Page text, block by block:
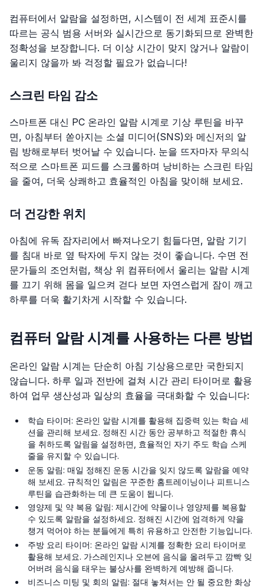
컴퓨터에서 알람을 설정하면, 시스템이 전 세계 표준시를
따르는 공식 범용 서버와 실시간으로 동기화되므로 완벽한
정확성을 보장합니다. 더 이상 시간이 맞지 않거나 알람이
울리지 않을까 봐 걱정할 필요가 없습니다!
스크린 타임 감소
스마트폰 대신 PC 온라인 알람 시계로 기상 루틴을 바꾸
면, 아침부터 쏟아지는 소셜 미디어(SNS)와 메신저의 알
림 방해로부터 벗어날 수 있습니다. 눈을 뜨자마자 무의식
적으로 스마트폰 피드를 스크롤하며 낭비하는 스크린 타임
을 줄여, 더욱 상쾌하고 효율적인 아침을 맞이해 보세요.
더 건강한 위치
아침에 유독 잠자리에서 빠져나오기 힘들다면, 알람 기기
를 침대 바로 옆 탁자에 두지 않는 것이 좋습니다. 수면 전
문가들의 조언처럼, 책상 위 컴퓨터에서 울리는 알람 시계
를 끄기 위해 몸을 일으켜 걷다 보면 자연스럽게 잠이 깨고
하루를 더욱 활기차게 시작할 수 있습니다.
컴퓨터 알람 시계를 사용하는 다른 방법
온라인 알람 시계는 단순히 아침 기상용으로만 국한되지
않습니다. 하루 일과 전반에 걸쳐 시간 관리 타이머로 활용
하여 업무 생산성과 일상의 효율을 극대화할 수 있습니다:
학습 타이머: 온라인 알람 시계를 활용해 집중력 있는 학습 세
션을 관리해 보세요. 정해진 시간 동안 공부하고 적절한 휴식
을 취하도록 알림을 설정하면, 효율적인 자기 주도 학습 스케
줄을 유지할 수 있습니다.
운동 알림: 매일 정해진 운동 시간을 잊지 않도록 알람을 예약
해 보세요. 규칙적인 알림은 꾸준한 홈트레이닝이나 피트니스
루틴을 습관화하는 데 큰 도움이 됩니다.
영양제 및 약 복용 알림: 제시간에 약물이나 영양제를 복용할
수 있도록 알람을 설정하세요. 정해진 시간에 엄격하게 약을
챙겨 먹어야 하는 분들에게 특히 유용하고 안전한 기능입니다.
주방 요리 타이머: 온라인 알람 시계를 정확한 요리 타이머로
활용해 보세요. 가스레인지나 오븐에 음식을 올려두고 깜빡 잊
어버려 음식을 태우는 불상사를 완벽하게 예방해 줍니다.
비즈니스 미팅 및 회의 알림: 절대 놓쳐서는 안 될 중요한 화상